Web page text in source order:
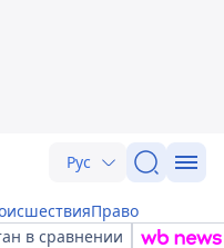
Рус
Право
в сравнении